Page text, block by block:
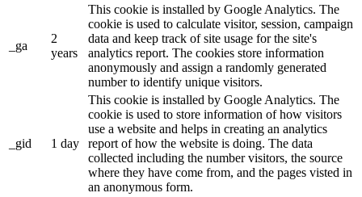
_ga
2
years
This cookie is installed by Google Analytics. The
cookie is used to calculate visitor, session, campaign
data and keep track of site usage for the site's
analytics report. The cookies store information
anonymously and assign a randomly generated
number to identify unique visitors.
_gid 1 day
This cookie is installed by Google Analytics. The
cookie is used to store information of how visitors
use a website and helps in creating an analytics
report of how the website is doing. The data
collected including the number visitors, the source
where they have come from, and the pages visted in
an anonymous form.